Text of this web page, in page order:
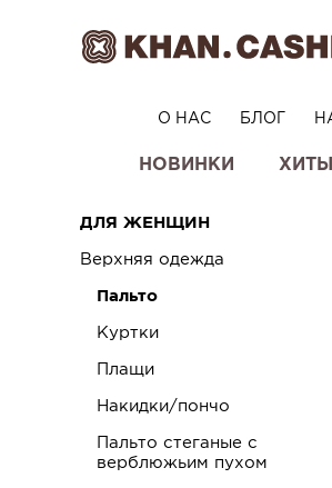
О НАС БЛОГ
НОВИНКИ ХИТЫ
ДЛЯ ЖЕНЩИН
Верхняя одежда
Пальто
Куртки
Плащи
Накидки/пончо
Пальто стеганые с
верблюжьим пухом